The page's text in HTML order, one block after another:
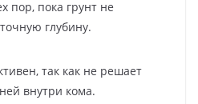
пор, пока грунт не
глубину.
так как не решает
внутри кома.